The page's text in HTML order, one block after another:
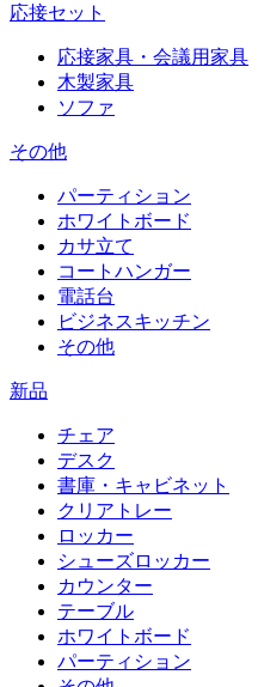
応接セット
応接家具・会議用家具
木製家具
ソファ
その他
パーティション
ホワイトボード
カサ立て
コートハンガー
電話台
ビジネスキッチン
その他
新品
チェア
デスク
書庫・キャビネット
クリアトレー
ロッカー
シューズロッカー
カウンター
テーブル
ホワイトボード
パーティション